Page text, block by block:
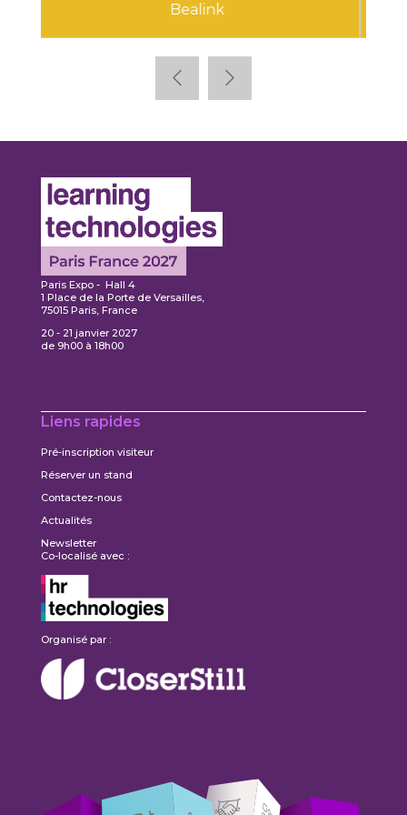
Paris Expo - Hall 4
1 Place de la Porte de Versailles,
75015 Paris, France
20 - 21 janvier 2027
de 9h00 à 18h00
Liens rapides
Pré-inscription visiteur
Réserver un stand
Contactez-nous
Actualités
Newsletter
Co-localisé avec :
Organisé par :